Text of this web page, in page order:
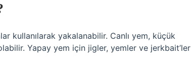
kullanılarak yakalanabilir. Canlı yem, küçük
Yapay yem için jigler, yemler ve jerkbait’ler